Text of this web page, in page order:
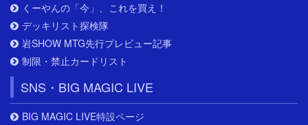
くーやんの「今」、これを買え！
デッキリスト探検隊
岩SHOW MTG先行プレビュー記事
制限・禁止カードリスト
SNS・BIG MAGIC LIVE
BIG MAGIC LIVE特設ページ